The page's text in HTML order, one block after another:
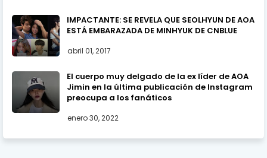
IMPACTANTE: SE REVELA QUE SEOLHYUN DE AOA
ESTÁ EMBARAZADA DE MINHYUK DE CNBLUE
abril 01, 2017
El cuerpo muy delgado de la ex líder de AOA
Jimin en la última publicación de Instagram
preocupa a los fanáticos
enero 30, 2022